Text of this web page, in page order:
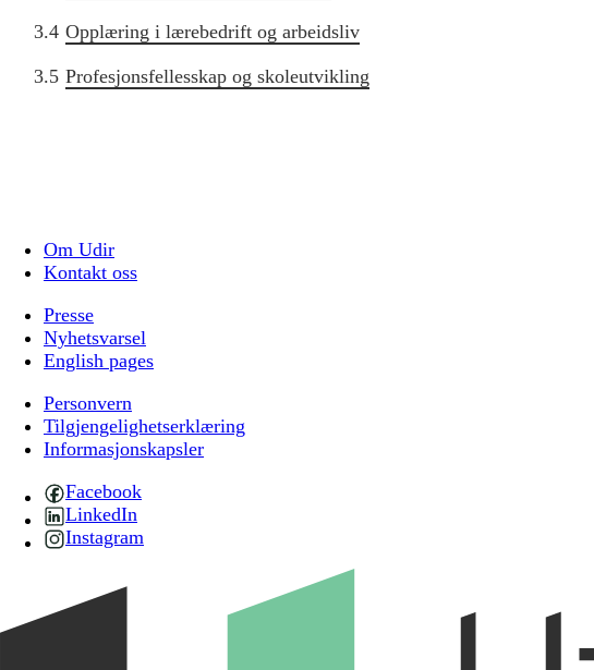
3.4 Opplæring i lærebedrift og arbeidsliv
3.5 Profesjonsfellesskap og skoleutvikling
Om Udir
Kontakt oss
Presse
Nyhetsvarsel
English pages
Personvern
Tilgjengelighetserklæring
Informasjonskapsler
Facebook
LinkedIn
Instagram